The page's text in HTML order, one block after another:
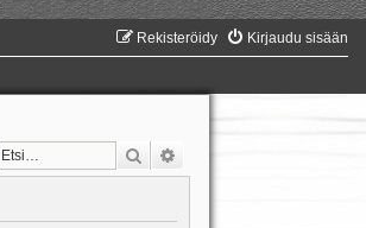
Kirjaudu sisään
Rekisteröidy
Etsi